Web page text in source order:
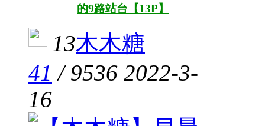
的9路站台【13P】
13木木糖
41 /9536 2022-3-
16